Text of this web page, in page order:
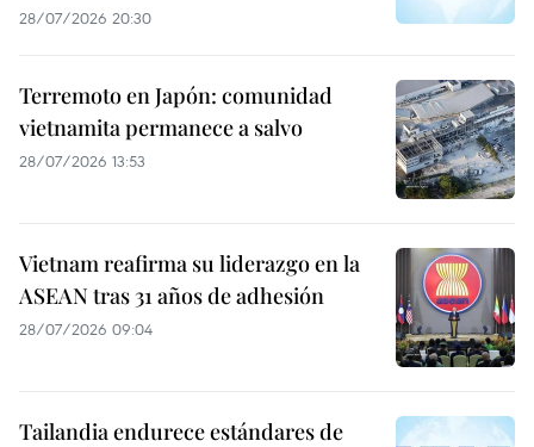
28/07/2026 20:30
Terremoto en Japón: comunidad
vietnamita permanece a salvo
28/07/2026 13:53
Vietnam reafirma su liderazgo en la
ASEAN tras 31 años de adhesión
28/07/2026 09:04
Tailandia endurece estándares de